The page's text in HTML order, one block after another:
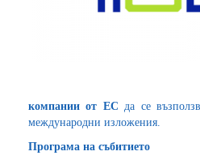
компании от ЕСда се
международни изложения.
Програма на събитието